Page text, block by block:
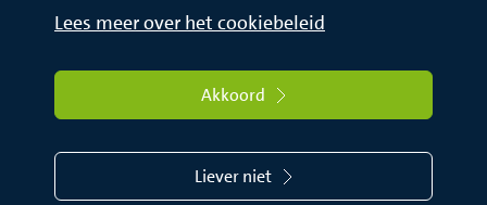
Lees meer over het cookiebeleid
Akkoord
Liever niet